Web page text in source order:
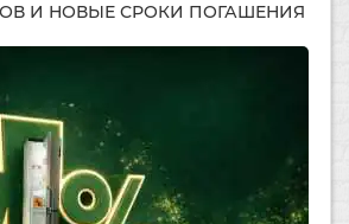
И НОВЫЕ СРОКИ ПОГАШЕНИЯ